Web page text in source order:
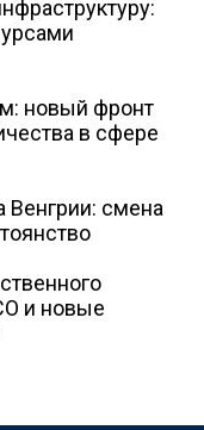
новый фронт
в сфере
Венгрии: смена
и новые